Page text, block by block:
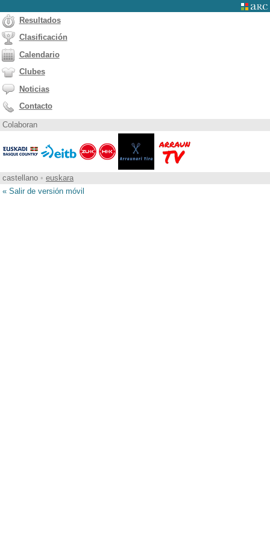
Resultados
Clasificación
Calendario
Clubes
Noticias
Contacto
Colaboran
castellano • euskara
« Salir de versión móvil